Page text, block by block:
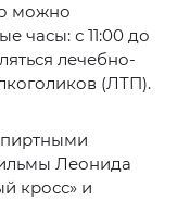
можно
часы: с 11:00 до
лечебно-
(ЛТП).
Леонида
кросс» и